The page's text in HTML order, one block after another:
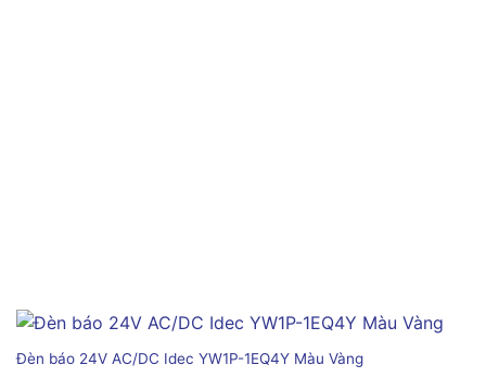
Đèn báo 24V AC/DC Idec YW1P-1EQ4Y Màu Vàng